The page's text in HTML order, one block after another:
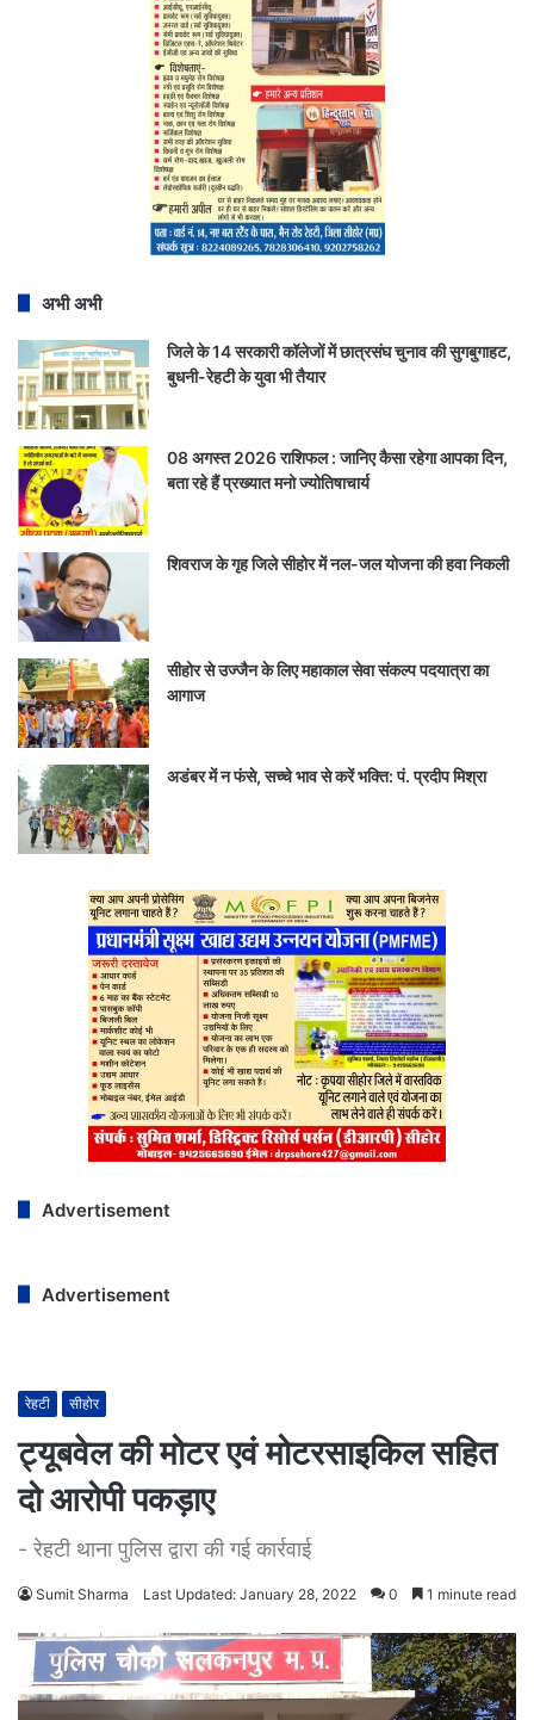
अभी अभी
जिले के 14 सरकारी कॉलेजों में छात्रसंघ चुनाव की सुगबुगाहट,
बुधनी-रेहटी के युवा भी तैयार
08 अगस्त 2026 राशिफल : जानिए कैसा रहेगा आपका दिन,
बता रहे हैं प्रख्यात मनो ज्योतिषाचार्य
शिवराज के गृह जिले सीहोर में नल-जल योजना की हवा निकली
सीहोर से उज्जैन के लिए महाकाल सेवा संकल्प पदयात्रा का
आगाज
अडंबर में न फंसे, सच्चे भाव से करें भक्ति: पं. प्रदीप मिश्रा
Advertisement
Advertisement